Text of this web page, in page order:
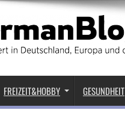
FREIZEIT&HOBBY GESUNDHEIT